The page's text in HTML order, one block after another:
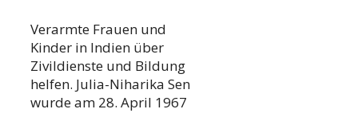
Verarmte Frauen und
Kinder in Indien über
Zivildienste und Bildung
helfen. Julia-Niharika Sen
wurde am 28. April 1967